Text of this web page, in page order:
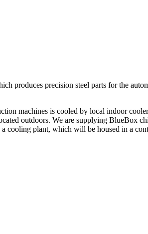
precision steel parts for the
machines is cooled by local indoor
outdoors. We are supplying
cooling plant, which will be housed in a